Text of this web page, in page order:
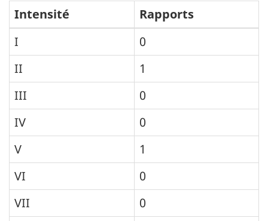
Intensité
Rapports
I
0
II
1
III
0
IV
0
V
1
VI
0
VII
0